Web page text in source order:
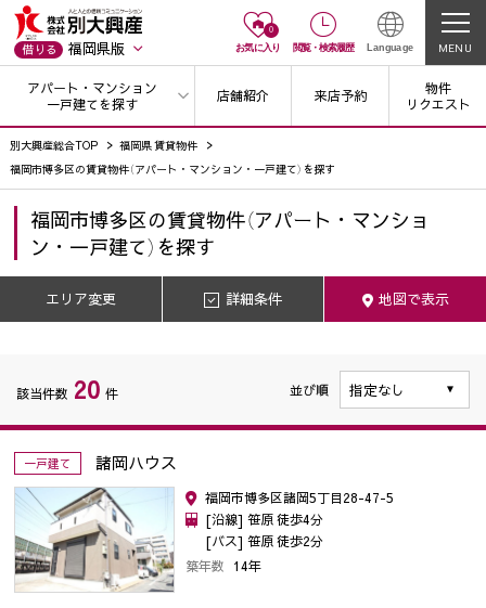
借りる 福岡県版
0
お気に入り 閲覧・ 検索履歴 Language MENU
アパート・マンション
一戸建てを探す
店舗紹介 来店予約
物件
リクエスト
別大興産総合TOP
福岡県 賃貸物件
福岡市博多区の賃貸物件（アパート・マンション・一戸建て）を探す
エリア変更 詳細条件 地図で表示
福岡市博多区の賃貸物件（アパート・マンショ
ン・一戸建て）を探す
該当件数 20 件 並び順
一戸建て 諸岡ハウス
福岡市博多区諸岡5丁目28-47-5
[沿線] 笹原 徒歩4分
[バス] 笹原 徒歩2分
築年数 14年